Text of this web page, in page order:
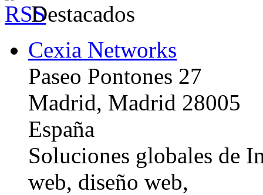
Destacados
Cexia Networks
Paseo Pontones 27
Madrid, Madrid 28005
España
Soluciones globales de
web, diseño web,